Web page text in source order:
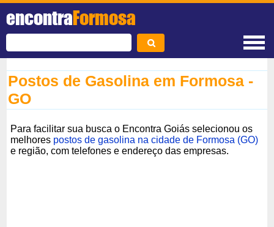
encontraFormosa
Postos de Gasolina em Formosa -
GO
Para facilitar sua busca o Encontra Goiás selecionou os
melhores postos de gasolina na cidade de Formosa (GO)
e região, com telefones e endereço das empresas.